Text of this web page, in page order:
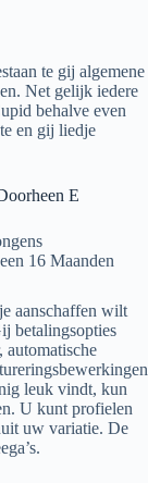
te gij algemene
Net gelijk iedere
behalve even
en gij liedje
E
aanschaffen wilt
betalingsopties
automatische
leuk vindt, kun
U kunt profielen
uw variatie. De